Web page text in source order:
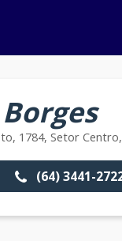
1784, Setor
(64) 3441-